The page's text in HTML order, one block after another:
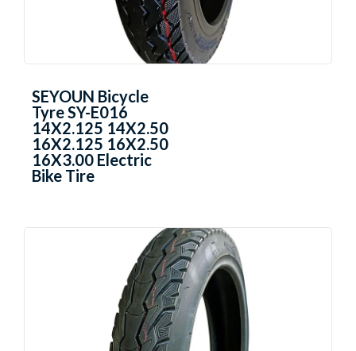
SEYOUN Bicycle
Tyre SY-E016
14X2.125 14X2.50
16X2.125 16X2.50
16X3.00 Electric
Bike Tire